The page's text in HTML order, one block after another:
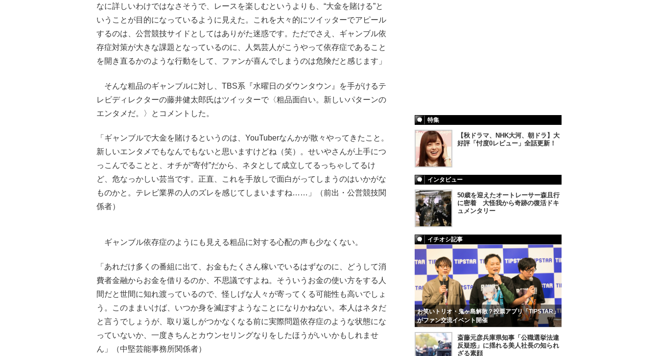
なに詳しいわけではなさそうで、レースを楽しむというよりも、“大金を賭ける”と
いうことが目的になっているように見えた。これを大々的にツイッターでアピール
するのは、公営競技サイドとしてはありがた迷惑です。ただでさえ、ギャンブル依
存症対策が大きな課題となっているのに、人気芸人がこうやって依存症であること
を開き直るかのような行動をして、ファンが喜んでしまうのは危険だと感じます」
そんな粗品のギャンブルに対し、TBS系『水曜日のダウンタウン』を手がけるテ
レビディレクターの藤井健太郎氏はツイッターで〈粗品面白い。新しいパターンの
エンタメだ。〉とコメントした。
「ギャンブルで大金を賭けるというのは、YouTuberなんかが散々やってきたこと。
新しいエンタメでもなんでもないと思いますけどね（笑）。せいやさんが上手につ
っこんでることと、オチが“寄付”だから、ネタとして成立してるっちゃしてるけ
ど、危なっかしい芸当です。正直、これを手放しで面白がってしまうのはいかがな
ものかと。テレビ業界の人のズレを感じてしまいますね……」（前出・公営競技関
係者）
ギャンブル依存症のようにも見える粗品に対する心配の声も少なくない。
「あれだけ多くの番組に出て、お金もたくさん稼いでいるはずなのに、どうして消
費者金融からお金を借りるのか、不思議ですよね。そういうお金の使い方をする人
間だと世間に知れ渡っているので、怪しげな人々が寄ってくる可能性も高いでしょ
う。このままいけば、いつか身を滅ぼすようなことになりかねない。本人はネタだ
と言うでしょうが、取り返しがつかなくなる前に実際問題依存症のような状態にな
っていないか、一度きちんとカウンセリングなりをしたほうがいいかもしれませ
ん」（中堅芸能事務所関係者）
特集
【秋ドラマ、NHK大河、朝ドラ】大
好評「忖度0レビュー」全話更新！
インタビュー
50歳を迎えたオートレーサー森且行
に密着 大怪我から奇跡の復活ドキ
ュメンタリー
イチオシ記事
お笑いトリオ・鬼ヶ島解散？投票アプリ「TIPSTAR」
がファン交流イベント開催
斎藤元彦兵庫県知事「公職選挙法違
反疑惑」に揺れる美人社長の知られ
ざる素顔